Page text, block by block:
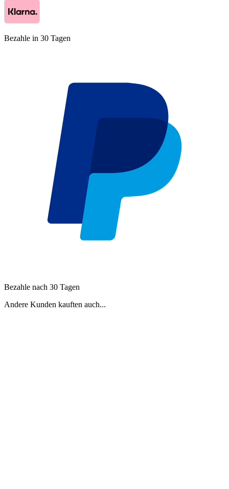
Bezahle in 30 Tagen
Bezahle nach 30 Tagen
Andere Kunden kauften auch...